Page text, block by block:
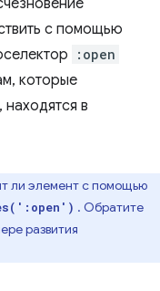
с помощью
:open
которые
в
ли элемент с помощью
. Обратите
развития